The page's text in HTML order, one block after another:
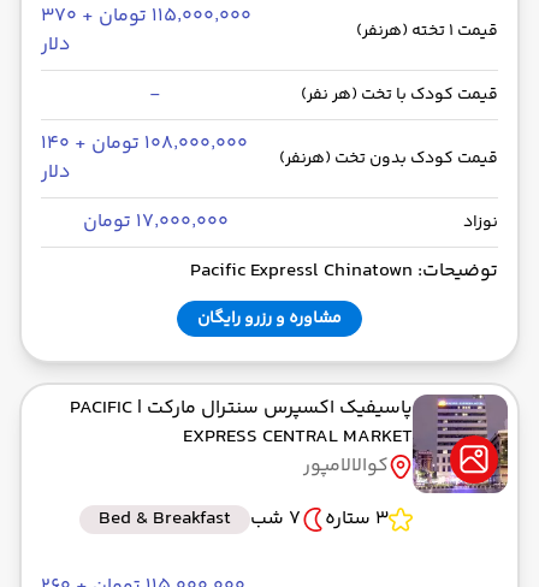
قیمت 1 تخته (هرنفر)
۱۱۵٬۰۰۰٬۰۰۰ تومان + ۳۷۰
دلار
قیمت کودک با تخت (هر نفر) -
قیمت کودک بدون تخت (هرنفر)
۱۰۸٬۰۰۰٬۰۰۰ تومان + ۱۴۰
دلار
نوزاد
۱۷٬۰۰۰٬۰۰۰ تومان
توضیحات: Pacific Expressl Chinatown
مشاوره و رزرو رایگان
پاسیفیک اکسپرس سنترال مارکت | PACIFIC
EXPRESS CENTRAL MARKET
کوالالامپور
3 ستاره
7 شب Bed & Breakfast